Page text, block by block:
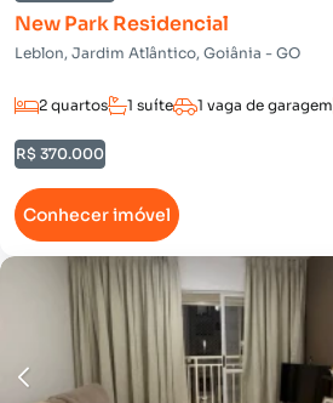
New Park Residencial
Leblon, Jardim Atlântico, Goiânia - GO
2 quartos 1 suíte 1 vaga de garagem
R$ 370.000
Conhecer imóvel